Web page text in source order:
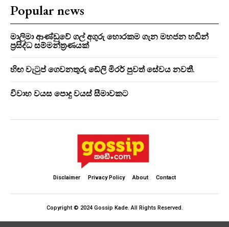
Popular news
මාලිමා ආණ්ඩුවේ ගල් අගුරු හොරකම ගැන මහජන හඩින්
ප්‍රසිද්ධ සම්මන්ත්‍රණයක්
හිඟ වැටුප් ගෙවනතුරු ඩේලි මිරර් පුවත් සේවය නවතී.
විවාහ වයස පොදු වයස් සීමාවකට
Disclaimer Privacy Policy About Contact
Copyright © 2024 Gossip Kade. All Rights Reserved.